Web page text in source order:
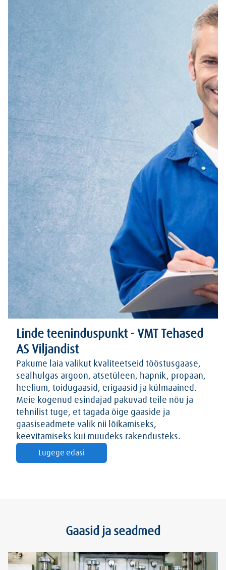
Linde teeninduspunkt - VMT Tehased
AS Viljandist
Pakume laia valikut kvaliteetseid tööstusgaase,
sealhulgas argoon, atsetüleen, hapnik, propaan,
heelium, toidugaasid, erigaasid ja külmaained.
Meie kogenud esindajad pakuvad teile nõu ja
tehnilist tuge, et tagada õige gaaside ja
gaasiseadmete valik nii lõikamiseks,
keevitamiseks kui muudeks rakendusteks.
Lugege edasi
Gaasid ja seadmed